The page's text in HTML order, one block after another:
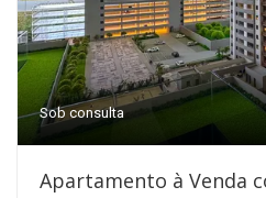
Sob consulta
Apartamento à Venda